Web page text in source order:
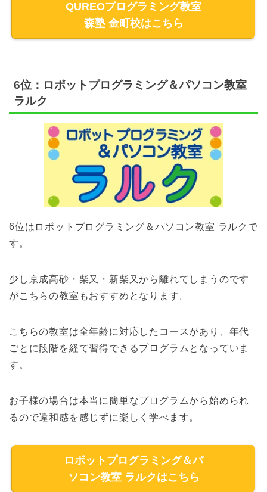
QUREOプログラミング教室
森塾 金町校はこちら
6位：ロボットプログラミング＆パソコン教室
ラルク
6位はロボットプログラミング＆パソコン教室 ラルクで
す。
少し京成高砂・柴又・新柴又から離れてしまうのです
がこちらの教室もおすすめとなります。
こちらの教室は全年齢に対応したコースがあり、年代
ごとに段階を経て習得できるプログラムとなっていま
す。
お子様の場合は本当に簡単なプログラムから始められ
るので違和感を感じずに楽しく学べます。
ロボットプログラミング＆パ
ソコン教室 ラルクはこちら